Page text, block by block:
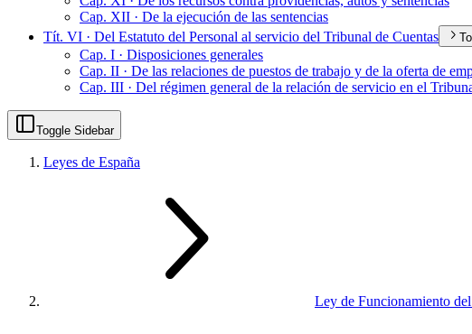
Cap. XII · De la ejecución de las sentencias
Tít. VI · Del Estatuto del Personal al servicio del Tribunal de Cuentas
Cap. I · Disposiciones generales
Cap. II · De las relaciones de puestos de trabajo y de la oferta de
Cap. III · Del régimen general de la relación de servicio en el
Toggle Sidebar
Leyes de España
Ley de Funcionamiento